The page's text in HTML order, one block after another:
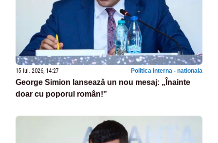
15 iul. 2026, 14:27 Politica Interna - nationala
George Simion lansează un nou mesaj: „Înainte
doar cu poporul român!”